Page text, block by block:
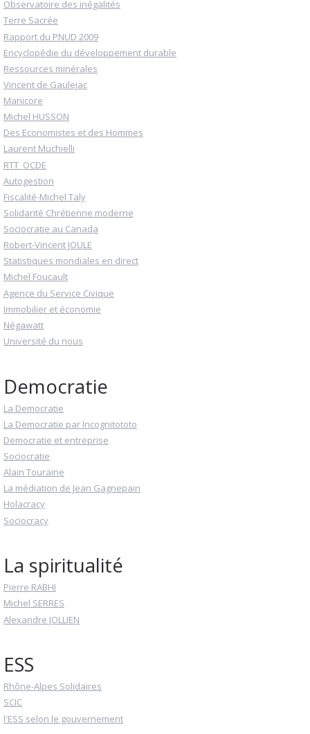
Observatoire des inégalités
Terre Sacrée
Rapport du PNUD 2009
Encyclopédie du développement durable
Ressources minérales
Vincent de Gaulejac
Manicore
Michel HUSSON
Des Economistes et des Hommes
Laurent Muchielli
RTT_OCDE
Autogestion
Fiscalité-Michel Taly
Solidarité Chrétienne moderne
Sociocratie au Canada
Robert-Vincent JOULE
Statistiques mondiales en direct
Michel Foucault
Agence du Service Civique
Immobilier et économie
Négawatt
Université du nous
Democratie
La Democratie
La Democratie par Incognitototo
Democratie et entreprise
Sociocratie
Alain Touraine
La médiation de Jean Gagnepain
Holacracy
Sociocracy
La spiritualité
Pierre RABHI
Michel SERRES
Alexandre JOLLIEN
ESS
Rhône-Alpes Solidaires
SCIC
l'ESS selon le gouvernement